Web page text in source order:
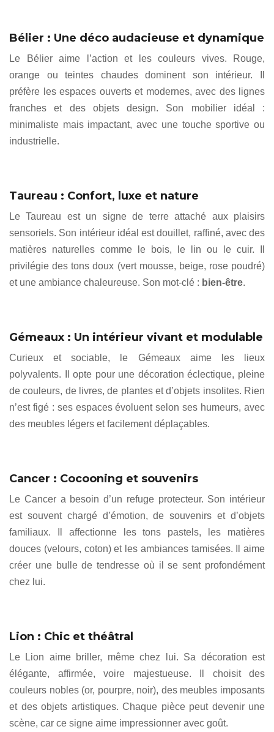
Bélier : Une déco audacieuse et dynamique
Le Bélier aime l’action et les couleurs vives. Rouge,
orange ou teintes chaudes dominent son intérieur. Il
préfère les espaces ouverts et modernes, avec des lignes
franches et des objets design. Son mobilier idéal :
minimaliste mais impactant, avec une touche sportive ou
industrielle.
Taureau : Confort, luxe et nature
Le Taureau est un signe de terre attaché aux plaisirs
sensoriels. Son intérieur idéal est douillet, raffiné, avec des
matières naturelles comme le bois, le lin ou le cuir. Il
privilégie des tons doux (vert mousse, beige, rose poudré)
et une ambiance chaleureuse. Son mot-clé : bien-être.
Gémeaux : Un intérieur vivant et modulable
Curieux et sociable, le Gémeaux aime les lieux
polyvalents. Il opte pour une décoration éclectique, pleine
de couleurs, de livres, de plantes et d’objets insolites. Rien
n’est figé : ses espaces évoluent selon ses humeurs, avec
des meubles légers et facilement déplaçables.
Cancer : Cocooning et souvenirs
Le Cancer a besoin d’un refuge protecteur. Son intérieur
est souvent chargé d’émotion, de souvenirs et d’objets
familiaux. Il affectionne les tons pastels, les matières
douces (velours, coton) et les ambiances tamisées. Il aime
créer une bulle de tendresse où il se sent profondément
chez lui.
Lion : Chic et théâtral
Le Lion aime briller, même chez lui. Sa décoration est
élégante, affirmée, voire majestueuse. Il choisit des
couleurs nobles (or, pourpre, noir), des meubles imposants
et des objets artistiques. Chaque pièce peut devenir une
scène, car ce signe aime impressionner avec goût.